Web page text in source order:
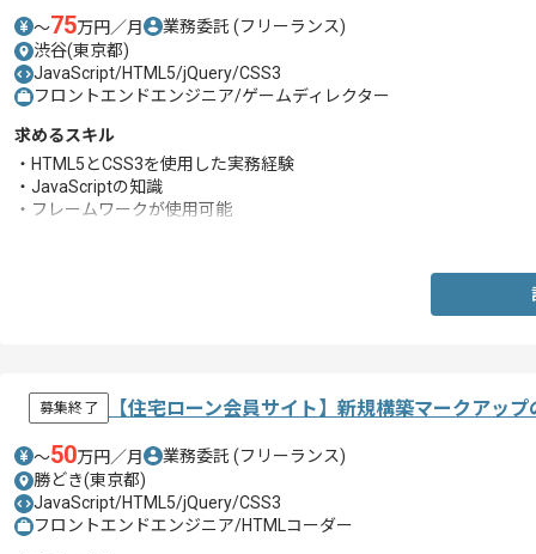
〜75万円／月 業務委託 (フリーランス)
渋谷(東京都)
JavaScript/HTML5/jQuery/CSS3
フロントエンドエンジニア/ゲームディレクター
求めるスキル
・HTML5とCSS3を使用した実務経験
・JavaScriptの知識
・フレームワークが使用可能
募集終了 【住宅ローン会員サイト】新規構築マークアッ
〜50万円／月 業務委託 (フリーランス)
勝どき(東京都)
JavaScript/HTML5/jQuery/CSS3
フロントエンドエンジニア/HTMLコーダー